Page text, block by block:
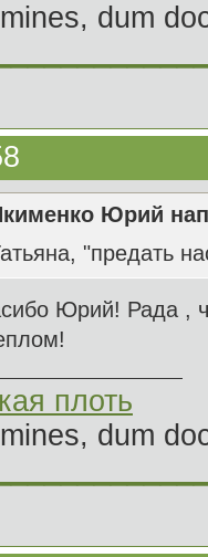
dum
Юрий
"предать
Юрий! Рада ,
плоть
dum